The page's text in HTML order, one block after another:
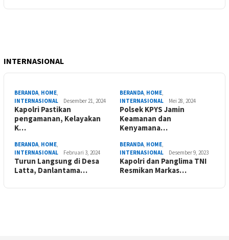
INTERNASIONAL
BERANDA, HOME,
INTERNASIONAL
Desember 21, 2024
Kapolri Pastikan
pengamanan, Kelayakan
K…
BERANDA, HOME,
INTERNASIONAL
Mei 28, 2024
Polsek KPYS Jamin
Keamanan dan
Kenyamana…
BERANDA, HOME,
INTERNASIONAL
Februari 3, 2024
Turun Langsung di Desa
Latta, Danlantama…
BERANDA, HOME,
INTERNASIONAL
Desember 9, 2023
Kapolri dan Panglima TNI
Resmikan Markas…